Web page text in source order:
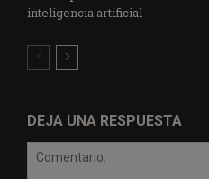
inteligencia artificial
DEJA UNA RESPUESTA